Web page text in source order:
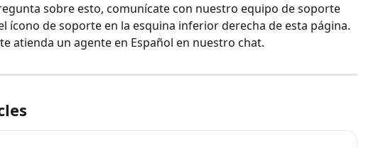
sobre esto, comunícate con nuestro equipo de soporte
ícono de soporte en la esquina inferior derecha de esta página.
atienda un agente en Español en nuestro chat.